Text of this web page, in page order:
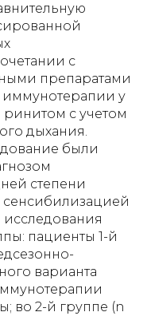
с
препаратами
у
с учетом
дыхания.
были
степени
сенсибилизацией
исследования
пациенты 1-й
варианта
во 2-й группе (n